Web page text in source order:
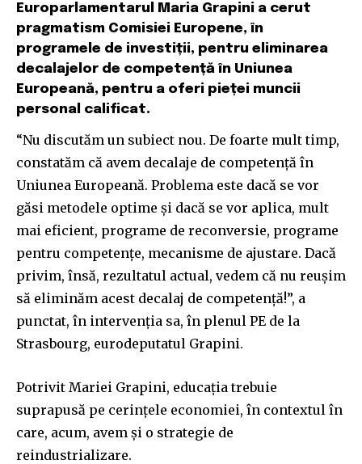
Europarlamentarul Maria Grapini a cerut
pragmatism Comisiei Europene, în
programele de investiții, pentru eliminarea
decalajelor de competență în Uniunea
Europeană, pentru a oferi pieței muncii
personal calificat.
“Nu discutăm un subiect nou. De foarte mult timp,
constatăm că avem decalaje de competență în
Uniunea Europeană. Problema este dacă se vor
găsi metodele optime și dacă se vor aplica, mult
mai eficient, programe de reconversie, programe
pentru competențe, mecanisme de ajustare. Dacă
privim, însă, rezultatul actual, vedem că nu reușim
să eliminăm acest decalaj de competență!”, a
punctat, în intervenția sa, în plenul PE de la
Strasbourg, eurodeputatul Grapini.
Potrivit Mariei Grapini, educația trebuie
suprapusă pe cerințele economiei, în contextul în
care, acum, avem și o strategie de
reindustrializare.